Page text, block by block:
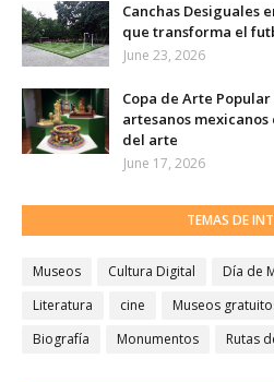
Canchas Desiguales
que transforma el
June 23, 2026
Copa de Arte
artesanos
del arte
June 17, 2026
TEMAS DE
Museos Cultura Digital Día de
Literatura
cine Museos
Biografía
Monumentos Rutas